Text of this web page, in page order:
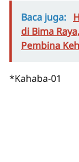
Baca juga:
di Bima
Pembina
*Kahaba-01